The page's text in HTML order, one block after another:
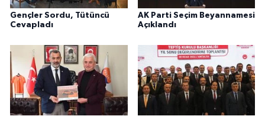
Gençler Sordu, Tütüncü
Cevapladı
AK Parti Seçim Beyannamesi
Açıklandı